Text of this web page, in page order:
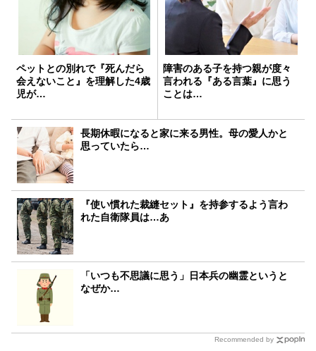
ペットとの別れで『死んだら
会えないこと』を理解した4歳
児が…
障害のある子を持つ親が度々
言われる『ある言葉』に思う
ことは…
長期休暇になると家に来る男性。母の愛人かと
思っていたら…
『使い慣れた裁縫セット』を持参するよう言わ
れた自衛隊員は…あ
「いつも不思議に思う」日本兵の幽霊というと
なぜか…
Recommended by